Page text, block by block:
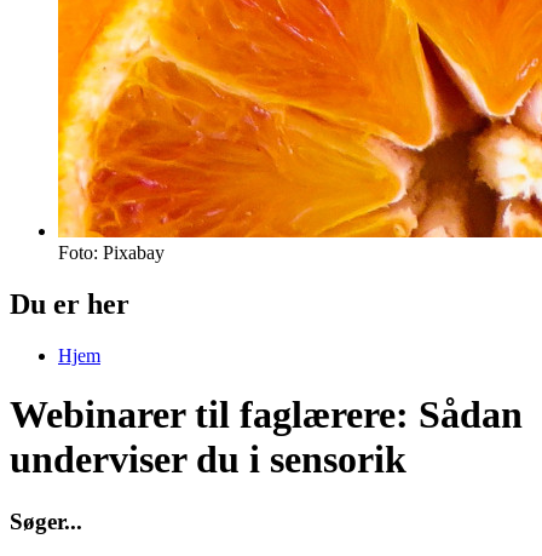
Foto: Pixabay
Du er her
Hjem
Webinarer til faglærere: Sådan
underviser du i sensorik
Søger...